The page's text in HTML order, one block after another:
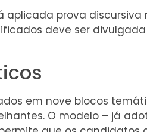
aplicada prova discursiva
deve ser
em nove blocos
O modelo – já